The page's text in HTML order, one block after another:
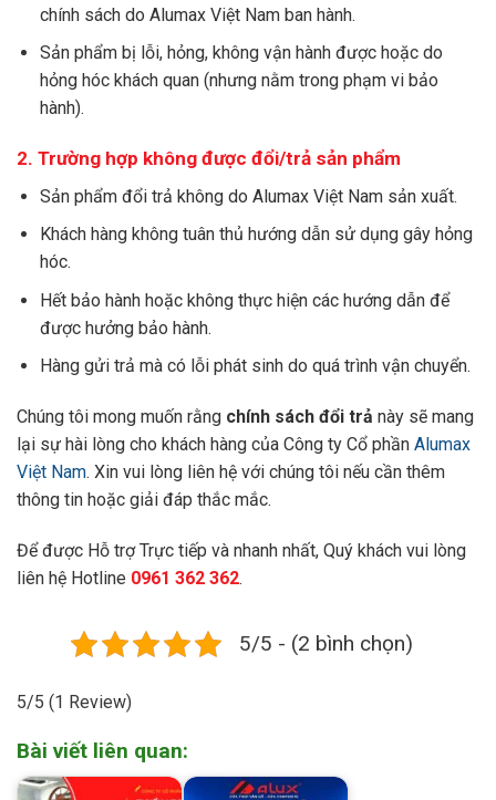
chính sách do Alumax Việt Nam ban hành.
Sản phẩm bị lỗi, hỏng, không vận hành được hoặc do
hỏng hóc khách quan (nhưng nằm trong phạm vi bảo
hành).
2. Trường hợp không được đổi/trả sản phẩm
Sản phẩm đổi trả không do Alumax Việt Nam sản xuất.
Khách hàng không tuân thủ hướng dẫn sử dụng gây hỏng
hóc.
Hết bảo hành hoặc không thực hiện các hướng dẫn để
được hưởng bảo hành.
Hàng gửi trả mà có lỗi phát sinh do quá trình vận chuyển.
Chúng tôi mong muốn rằng chính sách đổi trả này sẽ mang
lại sự hài lòng cho khách hàng của Công ty Cổ phần Alumax
Việt Nam. Xin vui lòng liên hệ với chúng tôi nếu cần thêm
thông tin hoặc giải đáp thắc mắc.
Để được Hỗ trợ Trực tiếp và nhanh nhất, Quý khách vui lòng
liên hệ Hotline 0961 362 362.
5/5 - (2 bình chọn)
5/5 (1 Review)
Bài viết liên quan: